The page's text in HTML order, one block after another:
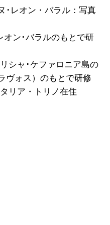
･レオン・バラル：写真
ン･バラルのもとで研
シャ･ケファロニア島の
ォス）のもとで研修
リア・トリノ在住